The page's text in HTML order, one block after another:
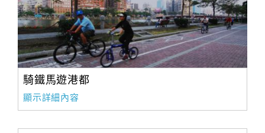
作
廠
商
合
作
騎鐵馬遊港都
顯示詳細內容